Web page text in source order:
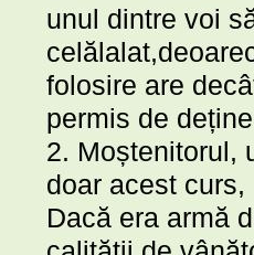
unul dintre voi
folosire are
permis de
2. Moștenitorul,
doar acest
Dacă era armă